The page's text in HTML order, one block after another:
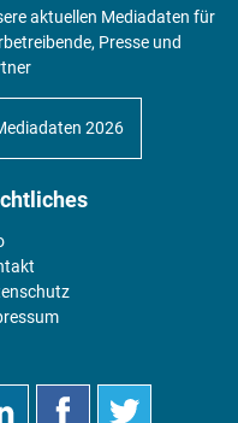
aktuellen Mediadaten für
Presse und
2026